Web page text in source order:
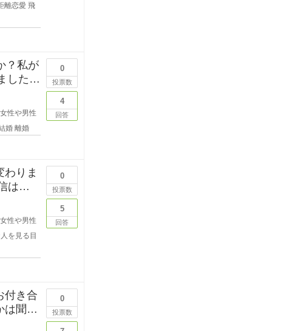
離恋愛 飛
？私が
した
性や男性
婚 離婚
0
投票数
4
回答
わりま
はな
性や男性
を見る目
0
投票数
5
回答
付き合
は聞き
0
投票数